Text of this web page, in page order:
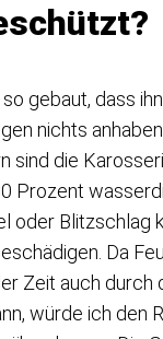
gebaut, dass
nichts
sind die
Prozent
oder Blitzschlag
Da
Zeit auch durch
würde ich den